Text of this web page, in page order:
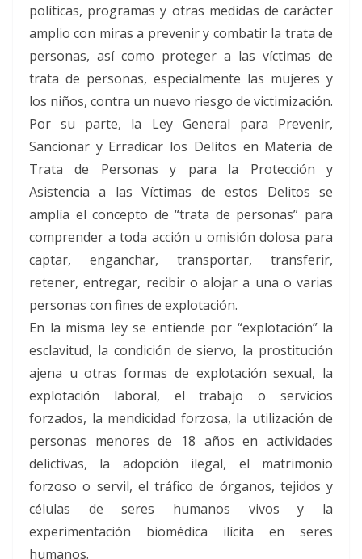
políticas, programas y otras medidas de carácter
amplio con miras a prevenir y combatir la trata de
personas, así como proteger a las víctimas de
trata de personas, especialmente las mujeres y
los niños, contra un nuevo riesgo de victimización.
Por su parte, la Ley General para Prevenir,
Sancionar y Erradicar los Delitos en Materia de
Trata de Personas y para la Protección y
Asistencia a las Víctimas de estos Delitos se
amplía el concepto de “trata de personas” para
comprender a toda acción u omisión dolosa para
captar, enganchar, transportar, transferir,
retener, entregar, recibir o alojar a una o varias
personas con fines de explotación.
En la misma ley se entiende por “explotación” la
esclavitud, la condición de siervo, la prostitución
ajena u otras formas de explotación sexual, la
explotación laboral, el trabajo o servicios
forzados, la mendicidad forzosa, la utilización de
personas menores de 18 años en actividades
delictivas, la adopción ilegal, el matrimonio
forzoso o servil, el tráfico de órganos, tejidos y
células de seres humanos vivos y la
experimentación biomédica ilícita en seres
humanos.